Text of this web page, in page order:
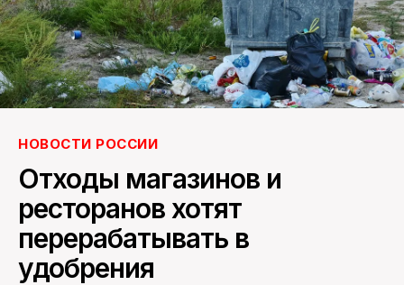
Интересное
Новости кино и ТВ
Новости России
Политика
Все материалы 7инфо
О НАС
ПОИСК ПО САЙТУ
НОВОСТИ РОССИИ
Отходы магазинов и
ресторанов хотят
перерабатывать в
удобрения